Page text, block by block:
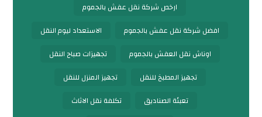
ارخص شركة نقل عفش بالجموم
افضل شركة نقل عفش بالجموم
الاستعداد ليوم النقل
اوناش نقل العفش بالجموم
تجهيزات صباح النقل
تجهيز المطبخ للنقل
تجهيز المنزل للنقل
تعبئة الصناديق
تكلفة نقل الاثاث